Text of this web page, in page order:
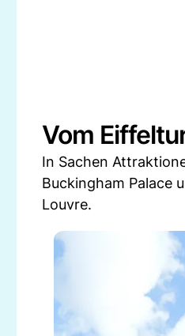
Vom
In Sachen
Buckingham Palace
Louvre.